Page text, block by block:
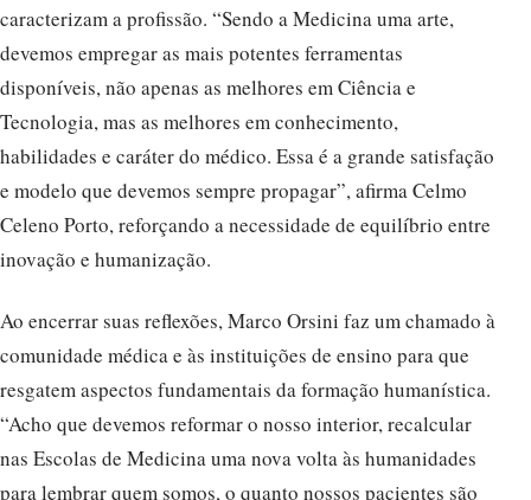
caracterizam a profissão. “Sendo a Medicina uma arte,
devemos empregar as mais potentes ferramentas
disponíveis, não apenas as melhores em Ciência e
Tecnologia, mas as melhores em conhecimento,
habilidades e caráter do médico. Essa é a grande satisfação
e modelo que devemos sempre propagar”, afirma Celmo
Celeno Porto, reforçando a necessidade de equilíbrio entre
inovação e humanização.
Ao encerrar suas reflexões, Marco Orsini faz um chamado à
comunidade médica e às instituições de ensino para que
resgatem aspectos fundamentais da formação humanística.
“Acho que devemos reformar o nosso interior, recalcular
nas Escolas de Medicina uma nova volta às humanidades
para lembrar quem somos, o quanto nossos pacientes são